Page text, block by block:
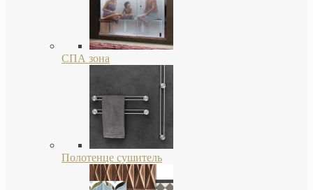
СПА зона
Полотенце сушитель